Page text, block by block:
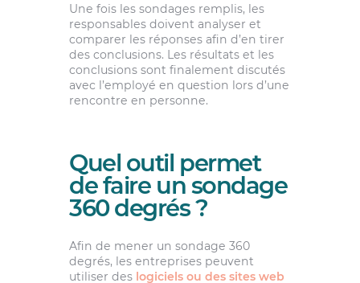
Une fois les sondages remplis, les
responsables doivent analyser et
comparer les réponses afin d’en tirer
des conclusions. Les résultats et les
conclusions sont finalement discutés
avec l’employé en question lors d’une
rencontre en personne.
Quel outil permet
de faire un sondage
360 degrés ?
Afin de mener un sondage 360
degrés, les entreprises peuvent
utiliser des logiciels ou des sites web